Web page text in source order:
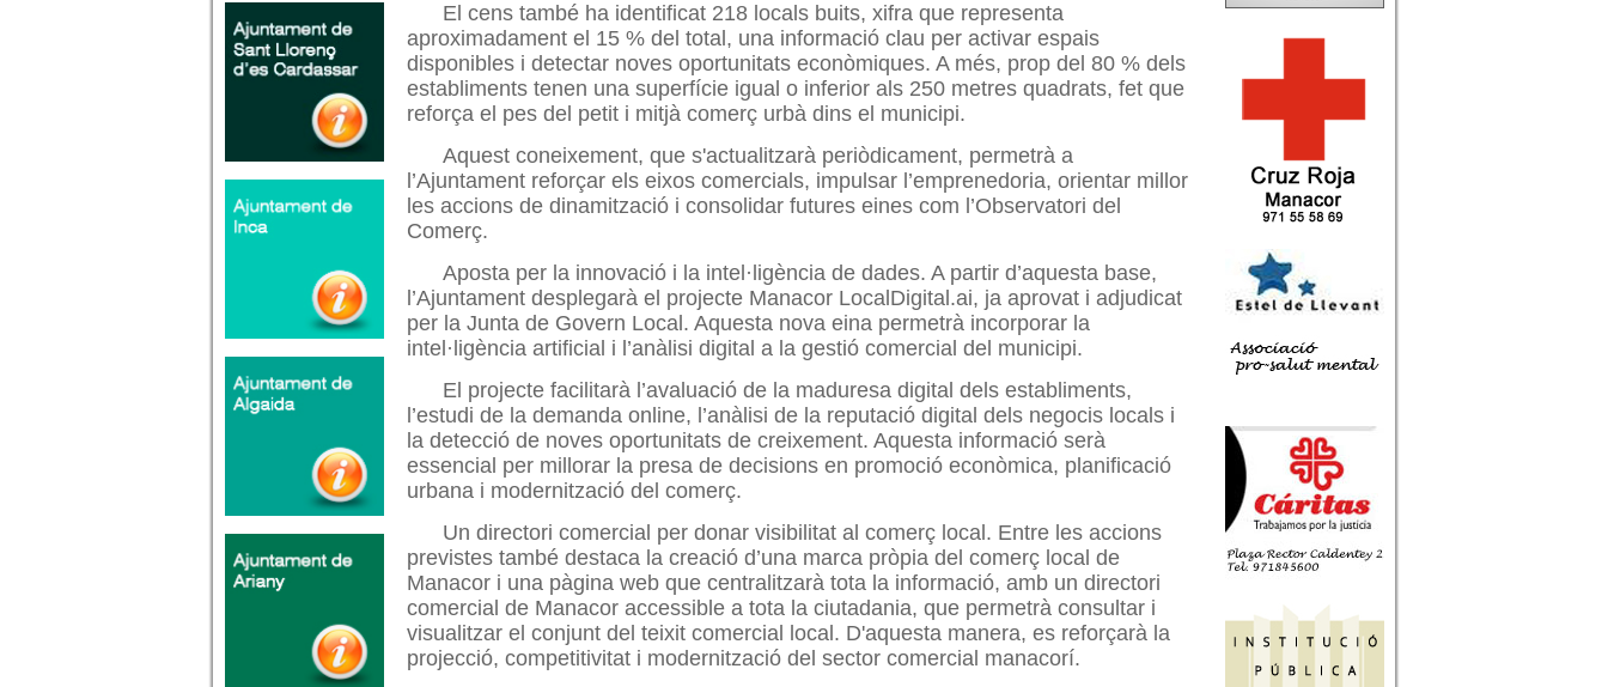
El cens també ha identificat 218 locals buits, xifra que representa
aproximadament el 15 % del total, una informació clau per activar espais
disponibles i detectar noves oportunitats econòmiques. A més, prop del 80 % dels
establiments tenen una superfície igual o inferior als 250 metres quadrats, fet que
reforça el pes del petit i mitjà comerç urbà dins el municipi.
Aquest coneixement, que s'actualitzarà periòdicament, permetrà a
l’Ajuntament reforçar els eixos comercials, impulsar l’emprenedoria, orientar millor
les accions de dinamització i consolidar futures eines com l’Observatori del
Comerç.
Aposta per la innovació i la intel·ligència de dades. A partir d’aquesta base,
l’Ajuntament desplegarà el projecte Manacor LocalDigital.ai, ja aprovat i adjudicat
per la Junta de Govern Local. Aquesta nova eina permetrà incorporar la
intel·ligència artificial i l’anàlisi digital a la gestió comercial del municipi.
El projecte facilitarà l’avaluació de la maduresa digital dels establiments,
l’estudi de la demanda online, l’anàlisi de la reputació digital dels negocis locals i
la detecció de noves oportunitats de creixement. Aquesta informació serà
essencial per millorar la presa de decisions en promoció econòmica, planificació
urbana i modernització del comerç.
Un directori comercial per donar visibilitat al comerç local. Entre les accions
previstes també destaca la creació d’una marca pròpia del comerç local de
Manacor i una pàgina web que centralitzarà tota la informació, amb un directori
comercial de Manacor accessible a tota la ciutadania, que permetrà consultar i
visualitzar el conjunt del teixit comercial local. D'aquesta manera, es reforçarà la
projecció, competitivitat i modernització del sector comercial manacorí.